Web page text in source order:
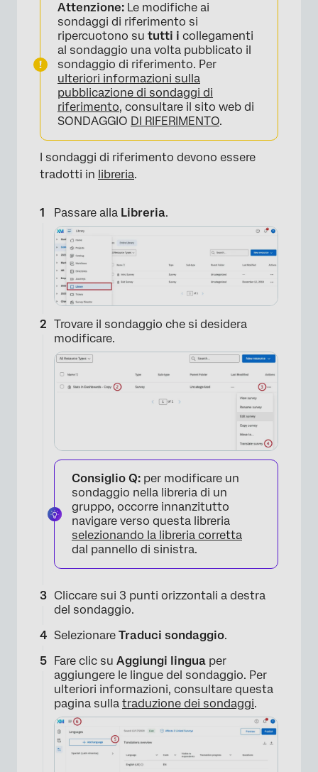
×
Attenzione: Le modifiche ai
sondaggi di riferimento si
ripercuotono su tutti i collegamenti
al sondaggio una volta pubblicato il
sondaggio di riferimento. Per
ulteriori informazioni sulla
pubblicazione di sondaggi di
riferimento, consultare il sito web di
SONDAGGIO DI RIFERIMENTO.
I sondaggi di riferimento devono essere
tradotti in libreria.
Passare alla Libreria.
Trovare il sondaggio che si desidera
modificare.
Consiglio Q: per modificare un
sondaggio nella libreria di un
gruppo, occorre innanzitutto
navigare verso questa libreria
selezionando la libreria corretta
dal pannello di sinistra.
Cliccare sui 3 punti orizzontali a destra
del sondaggio.
Selezionare Traduci sondaggio.
Fare clic su Aggiungi lingua per
aggiungere le lingue del sondaggio. Per
ulteriori informazioni, consultare questa
pagina sulla traduzione dei sondaggi.